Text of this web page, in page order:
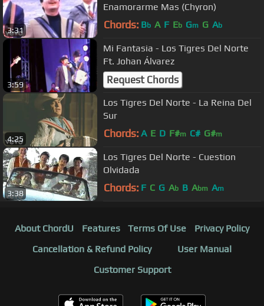
3:31
Enamorarme Mas (Chyron)
Chords: Bb A F Eb Gm G Ab
3:59
Mi Fantasia - Los Tigres Del Norte
Ft. Johan Álvarez
Request Chords
4:25
Los Tigres Del Norte - La Reina Del
Sur
Chords: A E D F#m C# G#m
3:38
Los Tigres Del Norte - Cuestion
Olvidada
Chords: F C G Ab B Abm Am
About ChordU Features Terms Of Use
Privacy Policy
Cancellation & Refund Policy
User Manual
Customer Support